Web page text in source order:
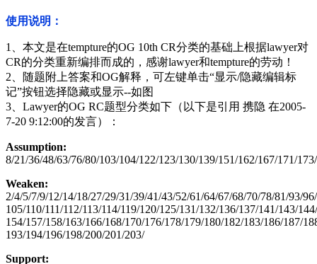
使用说明：
1、本文是在tempture的OG 10th CR分类的基础上根据lawyer对
CR的分类重新编排而成的，感谢lawyer和tempture的劳动！
2、随题附上答案和OG解释，可左键单击“显示/隐藏编辑标
记”按钮选择隐藏或显示--如图
3、Lawyer的OG RC题型分类如下（以下是引用 携隐 在2005-
7-20 9:12:00的发言）：
Assumption:
8/21/36/48/63/76/80/103/104/122/123/130/139/151/162/167/171/
Weaken:
2/4/5/7/9/12/14/18/27/29/31/39/41/43/52/61/64/67/68/70/78/81/93/
105/110/111/112/113/114/119/120/125/131/132/136/137/141/143/
154/157/158/163/166/168/170/176/178/179/180/182/183/186/187/
193/194/196/198/200/201/203/
Support: